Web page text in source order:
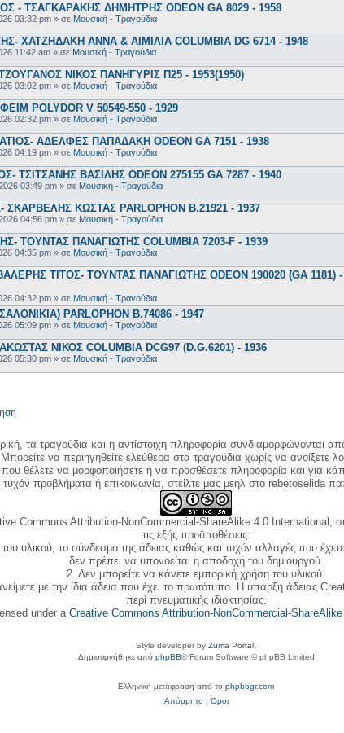
- ΤΣΑΓΚΑΡΑΚΗΣ ΔΗΜΗΤΡΗΣ ODEON GA 8029 - 1958
03:32 pm » σε Μουσική - Τραγούδια
ΧΑΤΖΗΔΑΚΗ ΑΝΝΑ & ΑΙΜΙΛΙΑ COLUMBIA DG 6714 - 1948
11:42 am » σε Μουσική - Τραγούδια
ΝΙΚΟΣ ΠΑΝΗΓΥΡΙΣ Π25 - 1953(1950)
03:02 pm » σε Μουσική - Τραγούδια
POLYDOR V 50549-550 - 1929
02:32 pm » σε Μουσική - Τραγούδια
ΑΔΕΛΦΕΣ ΠΑΠΑΔΑΚΗ ODEON GA 7151 - 1938
04:19 pm » σε Μουσική - Τραγούδια
ΤΣΙΤΣΑΝΗΣ ΒΑΣΙΛΗΣ ODEON 275155 GA 7287 - 1940
03:49 pm » σε Μουσική - Τραγούδια
ΚΩΣΤΑΣ PARLOPHON B.21921 - 1937
04:56 pm » σε Μουσική - Τραγούδια
ΤΟΥΝΤΑΣ ΠΑΝΑΓΙΩΤΗΣ COLUMBIA 7203-F - 1939
04:35 pm » σε Μουσική - Τραγούδια
ΤΙΤΟΣ- ΤΟΥΝΤΑΣ ΠΑΝΑΓΙΩΤΗΣ ODEON 190020 (GA 1181) -
04:32 pm » σε Μουσική - Τραγούδια
PARLOPHON B.74086 - 1947
05:09 pm » σε Μουσική - Τραγούδια
ΝΙΚΟΣ COLUMBIA DCG97 (D.G.6201) - 1936
05:30 pm » σε Μουσική - Τραγούδια
τα τραγούδια και η αντίστοιχη πληροφορία συνδιαμορφώνονται
Μπορείτε να περιηγηθείτε ελεύθερα στα τραγούδια χωρίς να ανοίξετε
θέλετε να μορφοποιήσετε ή να προσθέσετε πληροφορία και για
προβλήματα ή επικοινωνία, στείλτε μας μεηλ στο rebetoselida
Commons Attribution-NonCommercial-ShareAlike 4.0 International,
τις εξής προϋποθέσεις:
υλικού, το σύνδεσμο της άδειας καθώς και τυχόν αλλαγές που
δεν πρέπει να υπονοείται η αποδοχή του δημιουργού.
2. Δεν μπορείτε να κάνετε εμπορική χρήση του υλικού.
με την ίδια άδεια που έχει το πρωτότυπο. Η ύπαρξη άδειας
περί πνευματικής ιδιοκτησίας.
under a Creative Commons Attribution-NonCommercial-
Style developer by Zuma Portal
Δημιουργήθηκε από phpBB® Forum Software © phpBB Limited
Ελληνική μετάφραση από το phpbbgr.com
Απόρρητο|Όροι